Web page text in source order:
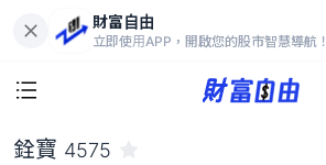
財富自由
立即使用APP，開啟您的股市智慧導航！
22.25
0.81%
銓寶 4575